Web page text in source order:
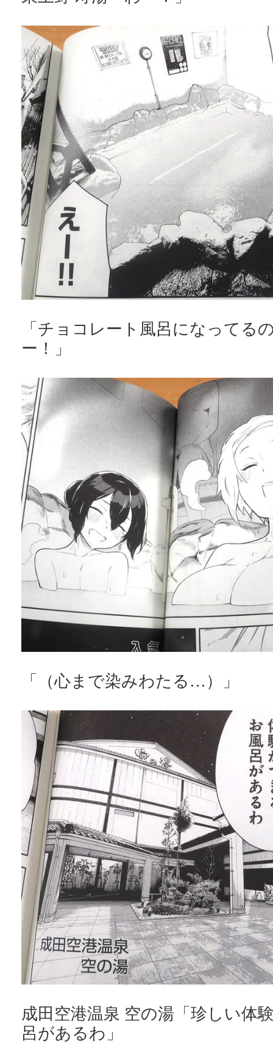
「チョコレート風呂になってる
ー！」
「（心まで染みわたる…）」
成田空港温泉 空の湯「珍しい体
呂があるわ」